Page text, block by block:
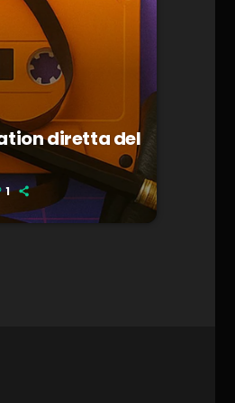
diretta del
1